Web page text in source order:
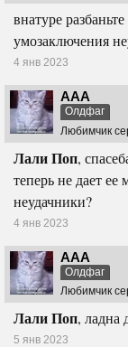
внатуре
умозаключения
4 янв 2023
ААА
Олдфаг
Любимчик
Лали Поп,
теперь не дает ее
неудачники?
4 янв 2023
ААА
Олдфаг
Любимчик
Лали Поп, ладна
5 янв 2023